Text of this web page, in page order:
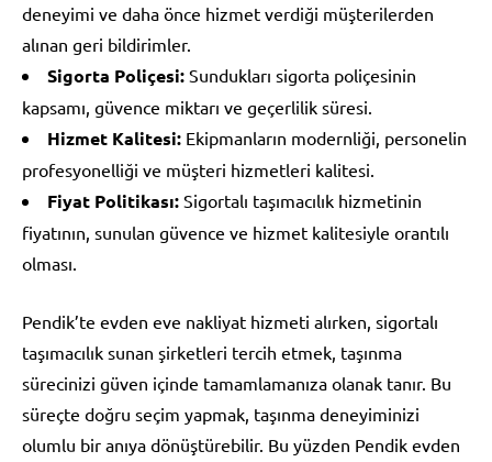
deneyimi ve daha önce hizmet verdiği müşterilerden
alınan geri bildirimler.
Sigorta Poliçesi: Sundukları sigorta poliçesinin
kapsamı, güvence miktarı ve geçerlilik süresi.
Hizmet Kalitesi: Ekipmanların modernliği, personelin
profesyonelliği ve müşteri hizmetleri kalitesi.
Fiyat Politikası: Sigortalı taşımacılık hizmetinin
fiyatının, sunulan güvence ve hizmet kalitesiyle orantılı
olması.
Pendik’te evden eve nakliyat hizmeti alırken, sigortalı
taşımacılık sunan şirketleri tercih etmek, taşınma
sürecinizi güven içinde tamamlamanıza olanak tanır. Bu
süreçte doğru seçim yapmak, taşınma deneyiminizi
olumlu bir anıya dönüştürebilir. Bu yüzden Pendik evden